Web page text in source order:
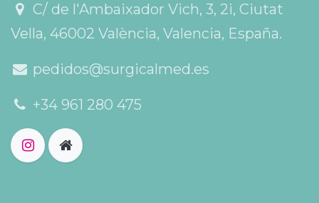
C/ de l'Ambaixador Vich, 3, 2i, Ciutat
Vella, 46002 València, Valencia, España.
pedidos@surgicalmed.es
+34 961 280 475